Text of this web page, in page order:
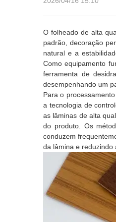
O folheado de alta
padrão, decoração
natural e a
Como equipamento
ferramenta de
desempenhando um
Para o
a tecnologia de
as lâminas de alta
do produto. Os
conduzem
da lâmina e reduzindo